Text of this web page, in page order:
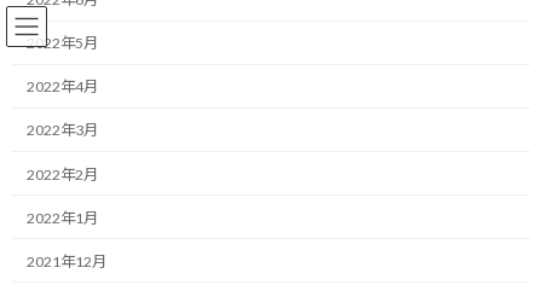
コ
ン
ナ
ビ
2022年5月
2022年4月
2022年3月
2022年2月
2022年1月
2021年12月